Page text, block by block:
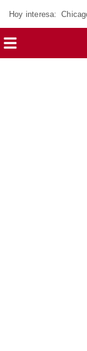
Hoy interesa: